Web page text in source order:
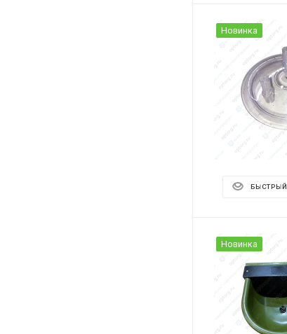
Новинка
Новинка